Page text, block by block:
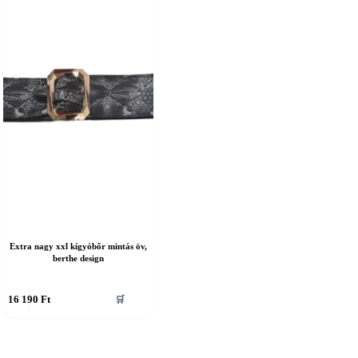
Extra nagy xxl kígyóbőr mintás öv,
berthe design
16 190 Ft 🛒